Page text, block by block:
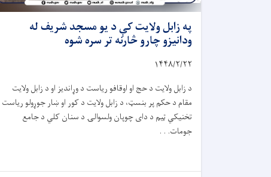
په زابل ولایت کې د یو مسجد شریف له
ودانیزو چارو څارنه تر سره شوه
۱۴۴۸/۲/۲۲
د زابل ولایت د حج او اوقافو ریاست د وړاندیز او د زابل ولایت
مقام د حکم پر بنسټ، د زابل ولایت د کور او ښار جوړولو ریاست
تخنیکي ټیم د دای چوپان ولسوالۍ د سنان کلي د جامع
جومات. . .